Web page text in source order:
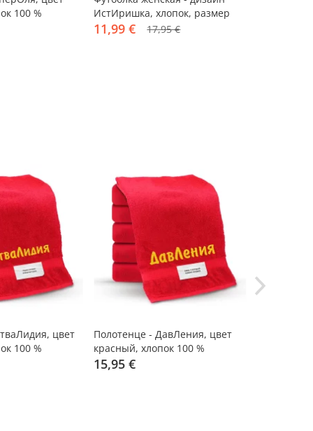
100 %
ИстИришка, хлопок, размер
2XL
11,99 € 17,95 €
цвет
100 %
Полотенце - ДавЛения, цвет
красный, хлопок 100 %
15,95 €